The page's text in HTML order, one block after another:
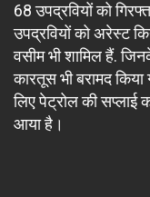
68 उपद्रवियों को
उपद्रवियों को अरेस्ट
वसीम भी शामिल हैं.
कारतूस भी बरामद
लिए पेट्रोल की सप्लाई
आया है।